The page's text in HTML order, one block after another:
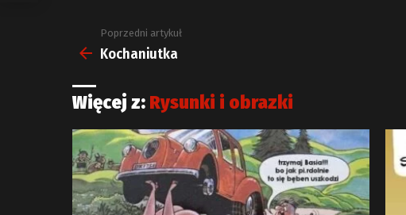
Zobacz
więcej
Poprzedni artykuł
Kochaniutka
Więcej z: Rysunki i obrazki